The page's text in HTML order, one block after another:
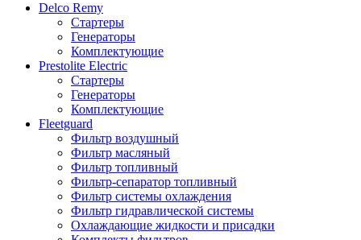
Delco Remy
Стартеры
Генераторы
Комплектующие
Prestolite Electric
Стартеры
Генераторы
Комплектующие
Fleetguard
Фильтр воздушный
Фильтр масляный
Фильтр топливный
Фильтр-сепаратор топливный
Фильтр системы охлаждения
Фильтр гидравлической системы
Охлаждающие жидкости и присадки